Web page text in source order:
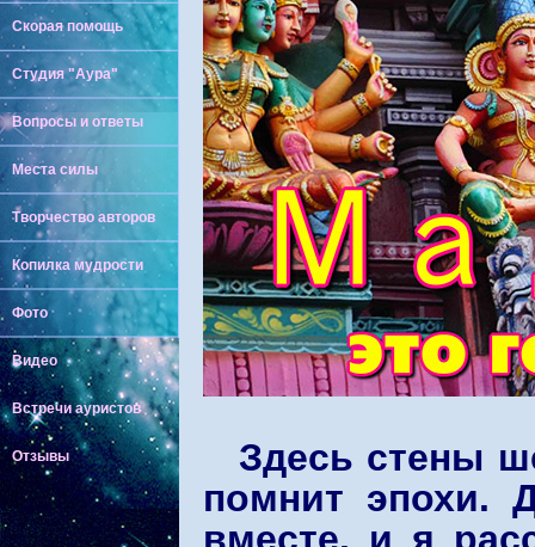
Скорая помощь
Студия "Аура"
Вопросы и ответы
Места силы
Творчество авторов
Копилка мудрости
Фото
Видео
Встречи ауристов
Отзывы
Здесь стены
помнит эпохи.